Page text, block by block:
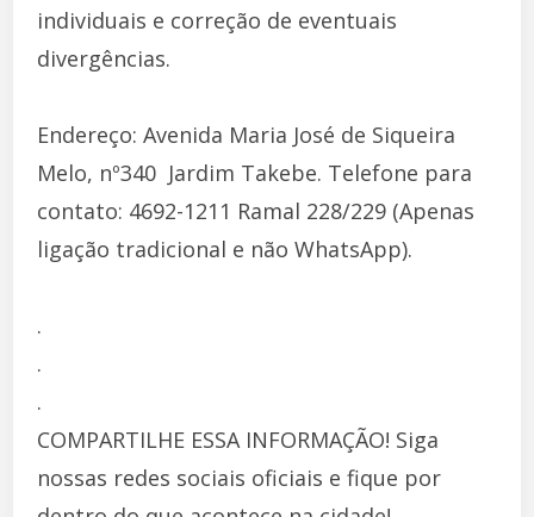
individuais e correção de eventuais
divergências.
Endereço: Avenida Maria José de Siqueira
Melo, nº340  Jardim Takebe. Telefone para
contato: 4692-1211 Ramal 228/229 (Apenas
ligação tradicional e não WhatsApp).
.
.
.
COMPARTILHE ESSA INFORMAÇÃO! Siga
nossas redes sociais oficiais e fique por